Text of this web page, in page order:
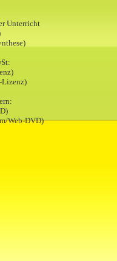
Unterricht
Web-DVD)